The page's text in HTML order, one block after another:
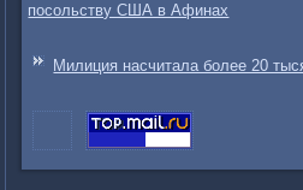
посольству США в Афинах
Милиция насчитала более 20